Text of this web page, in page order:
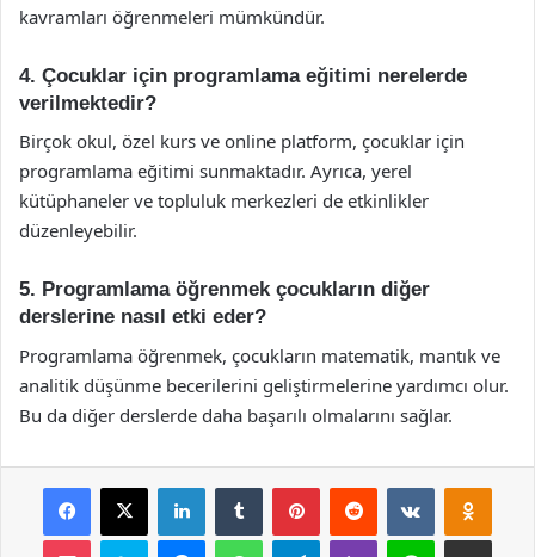
kavramları öğrenmeleri mümkündür.
4. Çocuklar için programlama eğitimi nerelerde
verilmektedir?
Birçok okul, özel kurs ve online platform, çocuklar için
programlama eğitimi sunmaktadır. Ayrıca, yerel
kütüphaneler ve topluluk merkezleri de etkinlikler
düzenleyebilir.
5. Programlama öğrenmek çocukların diğer
derslerine nasıl etki eder?
Programlama öğrenmek, çocukların matematik, mantık ve
analitik düşünme becerilerini geliştirmelerine yardımcı olur.
Bu da diğer derslerde daha başarılı olmalarını sağlar.
Facebook
X LinkedInTumblr PinterestReddit VKontakte
Pocket Skype MessengerWhatsAppTelegramViber Line E-Posta ile